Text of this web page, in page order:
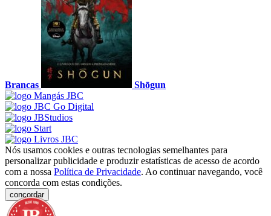
Brancas Shōgun
Nós usamos cookies e outras tecnologias semelhantes para
personalizar publicidade e produzir estatísticas de acesso de acordo
com a nossa Política de Privacidade. Ao continuar navegando, você
concorda com estas condições.
concordar